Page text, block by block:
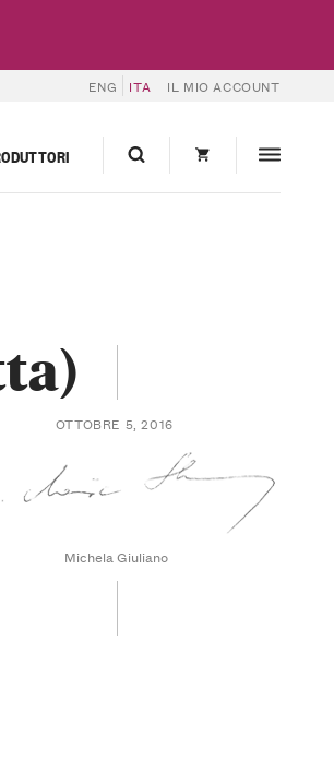
ENG ITA IL MIO ACCOUNT
OTTOBRE 5, 2016
Michela Giuliano